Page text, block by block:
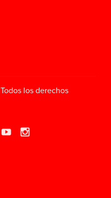
Todos los derechos